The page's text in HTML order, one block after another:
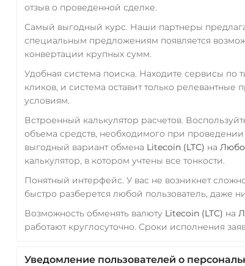
отзыв о проведенной сделке.
Самый выгодный курс. Наши партнеры
специальным предложениям появляется
конвертации крупных сумм.
Удобная система поиска. Находите сервисы по
кликов, и система оставит только
условиям.
Встроенный калькулятор расчетов.
объема средств, необходимого при
выгодный вариант обмена Litecoin (LTC) на
калькулятор, в котором учтены все тонкости.
Понятный интерфейс. У вас не возникнет
быстро разберется любой пользователь, даже
Возможность обменять валюту Litecoin (LTC) на
работают круглосуточно. Сроки исполнения
Уведомление пользователей о